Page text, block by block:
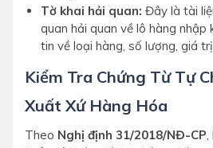
Tờ khai hải quan: Đây là tài
quan hải quan về lô hàng nhập
tin về loại hàng, số lượng, giá
Kiểm Tra Chứng Từ Tự
Xuất Xứ Hàng Hóa
Theo Nghị định 31/2018/NĐ-CP,